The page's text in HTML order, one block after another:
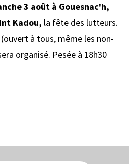
3 août à Gouesnac'h,
Kadou, la fête des lutteurs.
à tous, même les non-
organisé. Pesée à 18h30